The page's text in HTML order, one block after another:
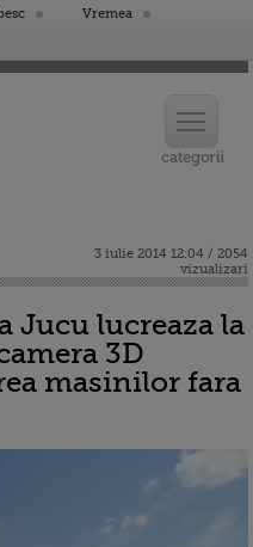
Vremea
3 iulie 2014 12:04 / 2054
vizualizari
Jucu lucreaza la
3D
masinilor fara